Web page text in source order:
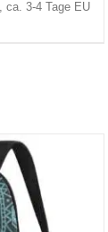
ca. 3-4 Tage EU